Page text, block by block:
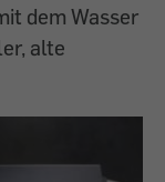
dem Wasser
alte